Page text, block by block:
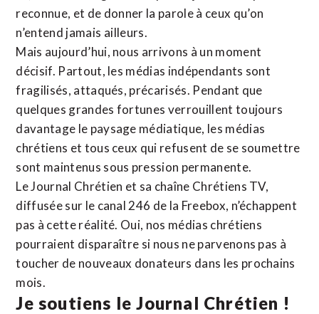
reconnue, et de donner la parole à ceux qu’on
n’entend jamais ailleurs.
Mais aujourd’hui, nous arrivons à un moment
décisif. Partout, les médias indépendants sont
fragilisés, attaqués, précarisés. Pendant que
quelques grandes fortunes verrouillent toujours
davantage le paysage médiatique, les médias
chrétiens et tous ceux qui refusent de se soumettre
sont maintenus sous pression permanente.
Le Journal Chrétien et sa chaîne Chrétiens TV,
diffusée sur le canal 246 de la Freebox, n’échappent
pas à cette réalité. Oui, nos médias chrétiens
pourraient disparaître si nous ne parvenons pas à
toucher de nouveaux donateurs dans les prochains
mois.
Je soutiens le Journal Chrétien !